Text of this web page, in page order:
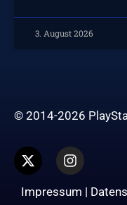
3. August 2026
© 2014-2026
Impressum |